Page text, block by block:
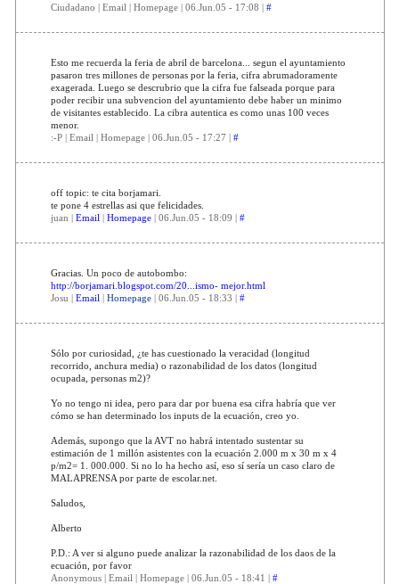
Ciudadano | Email | Homepage | 06.Jun.05 - 17:08 | #
Esto me recuerda la feria de abril de barcelona... segun el ayuntamiento
pasaron tres millones de personas por la feria, cifra abrumadoramente
exagerada. Luego se descrubrio que la cifra fue falseada porque para
poder recibir una subvencion del ayuntamiento debe haber un minimo
de visitantes establecido. La cibra autentica es como unas 100 veces
menor.
:-P | Email | Homepage | 06.Jun.05 - 17:27 | #
off topic: te cita borjamari.
te pone 4 estrellas asi que felicidades.
juan | Email | Homepage| 06.Jun.05 - 18:09 | #
Gracias. Un poco de autobombo:
http://borjamari.blogspot.com/20...ismo- mejor.html
Josu | Email | Homepage| 06.Jun.05 - 18:33 | #
Sólo por curiosidad, ¿te has cuestionado la veracidad (longitud
recorrido, anchura media) o razonabilidad de los datos (longitud
ocupada, personas m2)?
Yo no tengo ni idea, pero para dar por buena esa cifra habría que ver
cómo se han determinado los inputs de la ecuación, creo yo.
Además, supongo que la AVT no habrá intentado sustentar su
estimación de 1 millón asistentes con la ecuación 2.000 m x 30 m x 4
p/m2= 1. 000.000. Si no lo ha hecho así, eso sí sería un caso claro de
MALAPRENSA por parte de escolar.net.
Saludos,
Alberto
P.D.: A ver si alguno puede analizar la razonabilidad de los daos de la
ecuación, por favor
Anonymous | Email | Homepage | 06.Jun.05 - 18:41 | #